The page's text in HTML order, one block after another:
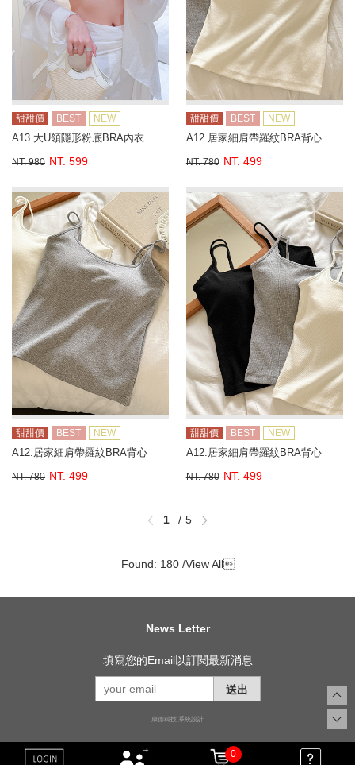
甜甜價 BEST NEW
A13.大U領隱形粉底BRA內衣
NT. 980 NT. 599
甜甜價 BEST NEW
A12.居家細肩帶羅紋BRA背心
NT. 780 NT. 499
甜甜價 BEST NEW
A12.居家細肩帶羅紋BRA背心
NT. 780 NT. 499
甜甜價 BEST NEW
A12.居家細肩帶羅紋BRA背心
NT. 780 NT. 499
1 5
Found: 180 /View All
News Letter
填寫您的Email以訂閱最新消息
送出
康德科技 系統設計
0